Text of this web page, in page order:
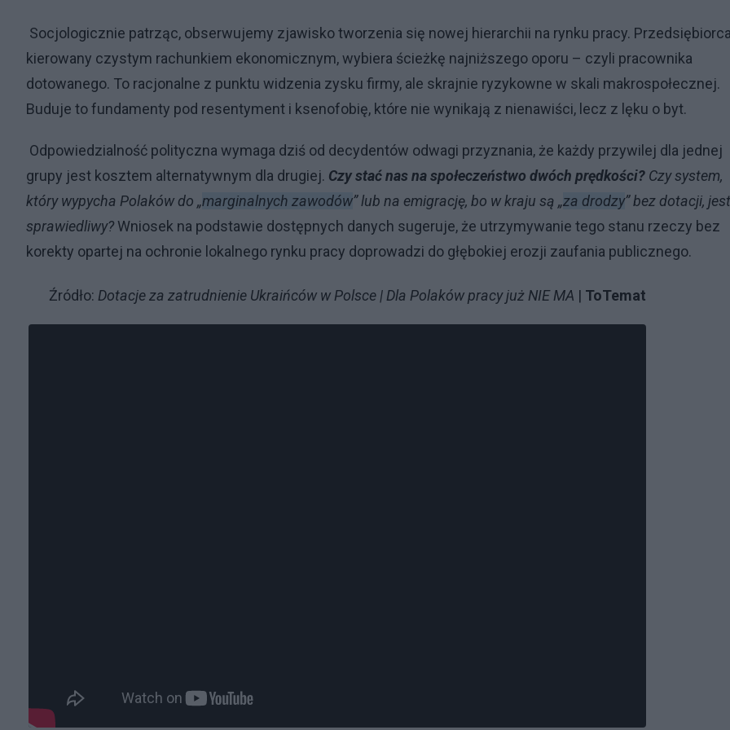
Socjologicznie patrząc, obserwujemy zjawisko tworzenia się nowej hierarchii na rynku pracy.
kierowany czystym rachunkiem ekonomicznym, wybiera ścieżkę najniższego oporu – czyli pracownika
dotowanego. To racjonalne z punktu widzenia zysku firmy, ale skrajnie ryzykowne w skali makrospołecznej.
Buduje to fundamenty pod resentyment i ksenofobię, które nie wynikają z nienawiści, lecz z lęku o byt.
Odpowiedzialność polityczna wymaga dziś od decydentów odwagi przyznania, że każdy przywilej dla jednej
grupy jest kosztem alternatywnym dla drugiej. Czy stać nas na społeczeństwo dwóch prędkości? Czy system,
który wypycha Polaków do „marginalnych zawodów” lub na emigrację, bo w kraju są „za drodzy” bez dotacji, jest
sprawiedliwy? Wniosek na podstawie dostępnych danych sugeruje, że utrzymywanie tego stanu rzeczy bez
korekty opartej na ochronie lokalnego rynku pracy doprowadzi do głębokiej erozji zaufania publicznego.
Źródło: Dotacje za zatrudnienie Ukraińców w Polsce | Dla Polaków pracy już NIE MA | ToTemat